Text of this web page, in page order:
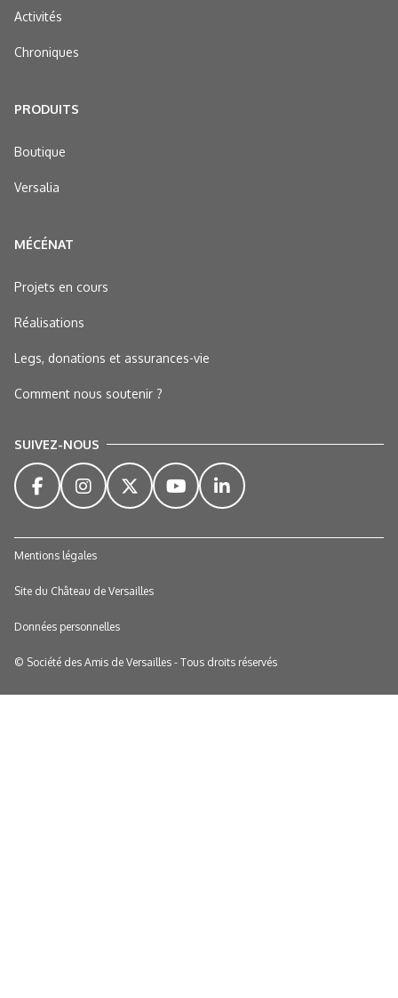
Activités
Chroniques
PRODUITS
Boutique
Versalia
MÉCÉNAT
Projets en cours
Réalisations
Legs, donations et assurances-vie
Comment nous soutenir ?
SUIVEZ-NOUS
Mentions légales
Site du Château de Versailles
Données personnelles
© Société des Amis de Versailles - Tous droits réservés